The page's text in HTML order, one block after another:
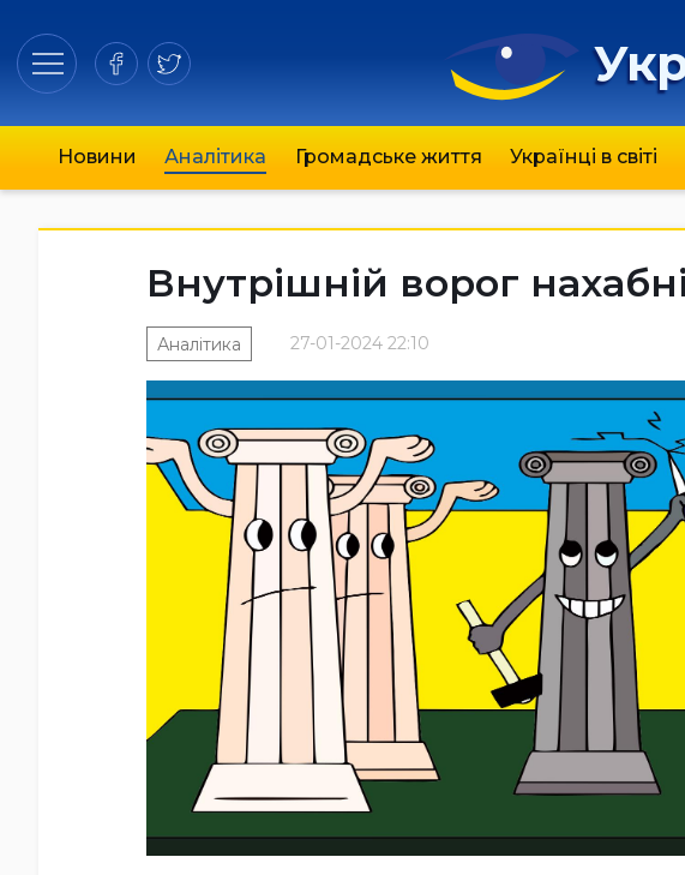
Новини Аналітика Громадське життя Українці в світі
Внутрішній ворог
27-01-2024 22:10
Аналітика